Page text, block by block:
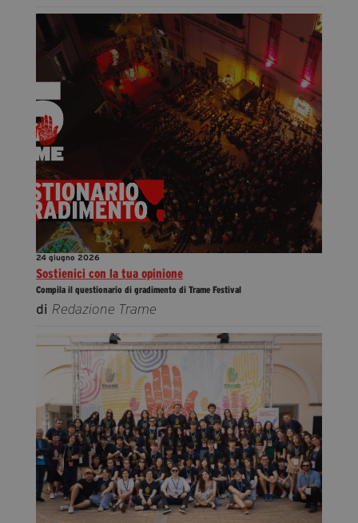
24 giugno 2026
Sostienici con la tua opinione
Compila il questionario di gradimento di Trame Festival
di Redazione Trame